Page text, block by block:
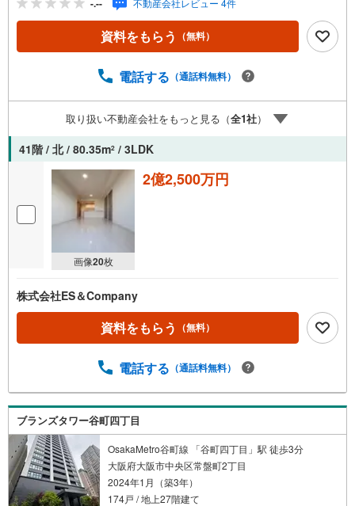
談くださいませ！〇大阪メトロ千日前線・中央線「阿波
座」駅5番出口より徒歩約2分！〇営業時間:10:00～20:00
（火曜日・水曜日定休日※祝日は営業）事前にご連絡いただ
ております！
-.-- 不動産会社レビュー 4件
資料をもらう （無料）
電話する （通話料無料）
取り扱い不動産会社をもっと見る（全1社）
41階 / 北 / 80.35m2 / 3LDK
画像20枚
2億2,500万円
株式会社ES＆Company
資料をもらう （無料）
電話する （通話料無料）
ブランズタワー谷町四丁目
OsakaMetro谷町線 「谷町四丁目」駅 徒歩3分
大阪府大阪市中央区常盤町2丁目
2024年1月（築3年）
174戸 / 地上27階建て